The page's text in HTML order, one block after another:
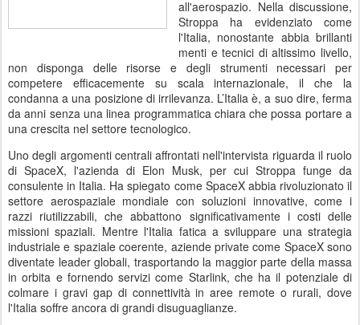
all'aerospazio. Nella discussione,
Stroppa ha evidenziato come
l'Italia, nonostante abbia brillanti
menti e tecnici di altissimo livello,
non disponga delle risorse e degli strumenti necessari per
competere efficacemente su scala internazionale, il che la
condanna a una posizione di irrilevanza. L’Italia è, a suo dire, ferma
da anni senza una linea programmatica chiara che possa portare a
una crescita nel settore tecnologico.
Uno degli argomenti centrali affrontati nell'intervista riguarda il ruolo
di SpaceX, l'azienda di Elon Musk, per cui Stroppa funge da
consulente in Italia. Ha spiegato come SpaceX abbia rivoluzionato il
settore aerospaziale mondiale con soluzioni innovative, come i
razzi riutilizzabili, che abbattono significativamente i costi delle
missioni spaziali. Mentre l'Italia fatica a sviluppare una strategia
industriale e spaziale coerente, aziende private come SpaceX sono
diventate leader globali, trasportando la maggior parte della massa
in orbita e fornendo servizi come Starlink, che ha il potenziale di
colmare i gravi gap di connettività in aree remote o rurali, dove
l'Italia soffre ancora di grandi disuguaglianze.